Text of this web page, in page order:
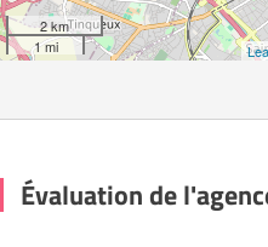
2 km
1 mi
Évaluation de